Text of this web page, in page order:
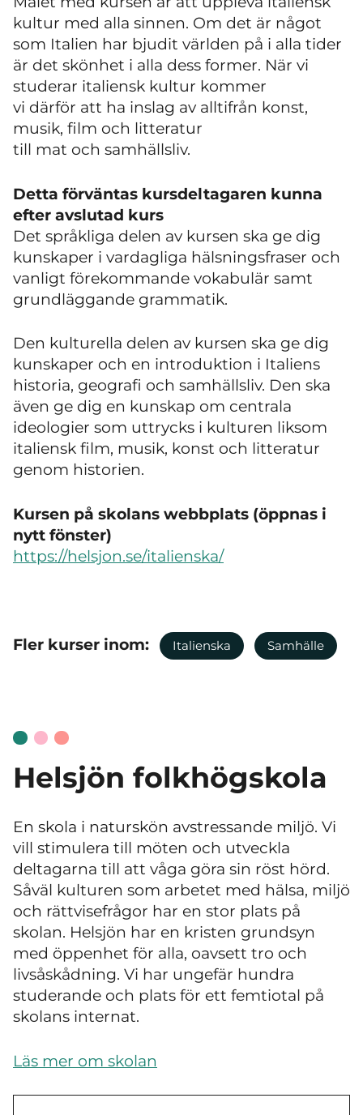
kultur med alla sinnen. Om det är något
som Italien har bjudit världen på i alla tider
är det skönhet i alla dess former. När vi
studerar italiensk kultur kommer
vi därför att ha inslag av alltifrån konst,
musik, film och litteratur
till mat och samhällsliv.
Detta förväntas kursdeltagaren kunna
efter avslutad kurs
Det språkliga delen av kursen ska ge dig
kunskaper i vardagliga hälsningsfraser och
vanligt förekommande vokabulär samt
grundläggande grammatik.
Den kulturella delen av kursen ska ge dig
kunskaper och en introduktion i Italiens
historia, geografi och samhällsliv. Den ska
även ge dig en kunskap om centrala
ideologier som uttrycks i kulturen liksom
italiensk film, musik, konst och litteratur
genom historien.
Kursen på skolans webbplats (öppnas i
nytt fönster)
https://helsjon.se/italienska/
Fler kurser inom: Italienska Samhälle
Helsjön folkhögskola
En skola i naturskön avstressande miljö. Vi
vill stimulera till möten och utveckla
deltagarna till att våga göra sin röst hörd.
Såväl kulturen som arbetet med hälsa, miljö
och rättvisefrågor har en stor plats på
skolan. Helsjön har en kristen grundsyn
med öppenhet för alla, oavsett tro och
livsåskådning. Vi har ungefär hundra
studerande och plats för ett femtiotal på
skolans internat.
Läs mer om skolan